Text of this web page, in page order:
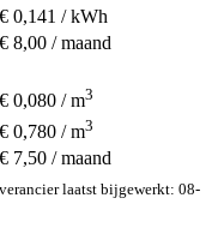
€ 0,141 / kWh
€ 8,00 / maand
€ 0,080 / m3
€ 0,780 / m3
€ 7,50 / maand
laatst bijgewerkt: 08-